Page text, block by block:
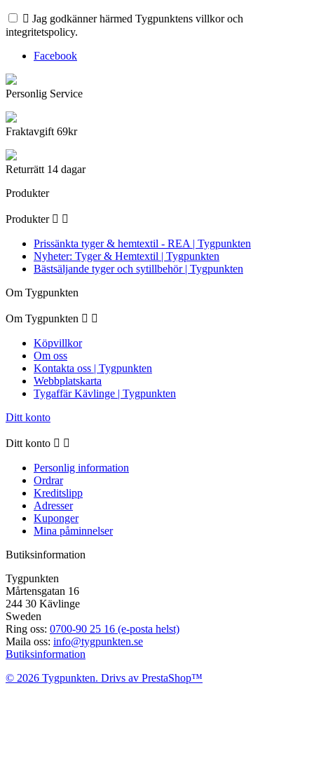
 Jag godkänner härmed Tygpunktens villkor och
integritetspolicy.
Facebook
Personlig Service
Fraktavgift 69kr
Returrätt 14 dagar
Produkter
Produkter  
Prissänkta tyger & hemtextil - REA | Tygpunkten
Nyheter: Tyger & Hemtextil | Tygpunkten
Bästsäljande tyger och sytillbehör | Tygpunkten
Om Tygpunkten
Om Tygpunkten  
Köpvillkor
Om oss
Kontakta oss | Tygpunkten
Webbplatskarta
Tygaffär Kävlinge | Tygpunkten
Ditt konto
Ditt konto  
Personlig information
Ordrar
Kreditslipp
Adresser
Kuponger
Mina påminnelser
Butiksinformation
Tygpunkten
Mårtensgatan 16
244 30 Kävlinge
Sweden
Ring oss: 0700-90 25 16 (e-posta helst)
Maila oss: info@tygpunkten.se
Butiksinformation
© 2026 Tygpunkten. Drivs av PrestaShop™